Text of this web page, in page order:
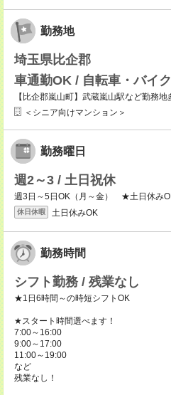
勤務地
埼玉県比企郡
車通勤OK / 自転車・バイ
【比企郡嵐山町】武蔵嵐山駅など勤務地
＜シニア向けマンション＞
勤務曜日
週2～3 / 土日祝休
週3日～5日OK（月～金） ★土日休み
休日休暇 土日休みOK
勤務時間
シフト勤務 / 残業なし
★1日6時間～の時短シフトOK
★スタート時間選べます！
7:00～16:00
9:00～17:00
11:00～19:00
など
残業なし！